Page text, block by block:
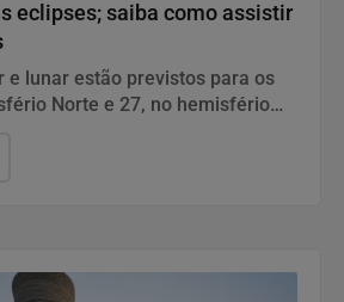
eclipses; saiba como assistir
e lunar estão previstos para os
Norte e 27, no hemisfério